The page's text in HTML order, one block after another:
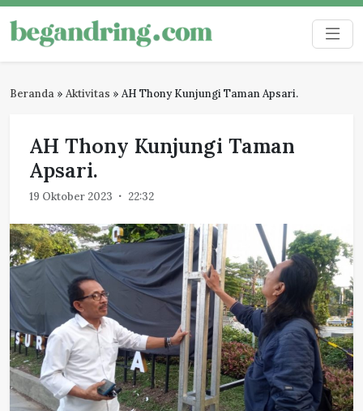
Skip
to
content
Begandring
Menjaga ingatan untuk masa depan
Beranda » Aktivitas » AH Thony Kunjungi Taman Apsari.
AH Thony Kunjungi Taman
Apsari.
19 Oktober 2023 22:32